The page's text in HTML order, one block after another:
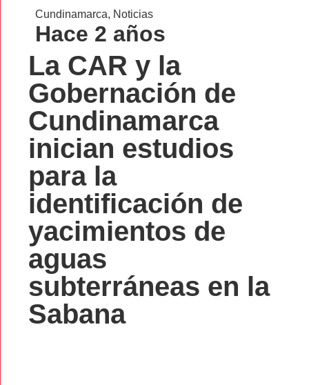
Cundinamarca, Noticias
Hace 2 años
La CAR y la
Gobernación de
Cundinamarca
inician estudios
para la
identificación de
yacimientos de
aguas
subterráneas en la
Sabana